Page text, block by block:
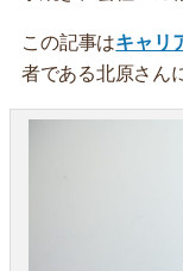
この記事はキャリ
者である北原さん